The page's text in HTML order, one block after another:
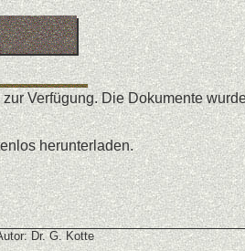
Verfügung. Die Dokumente
herunterladen.
Dr. G. Kotte